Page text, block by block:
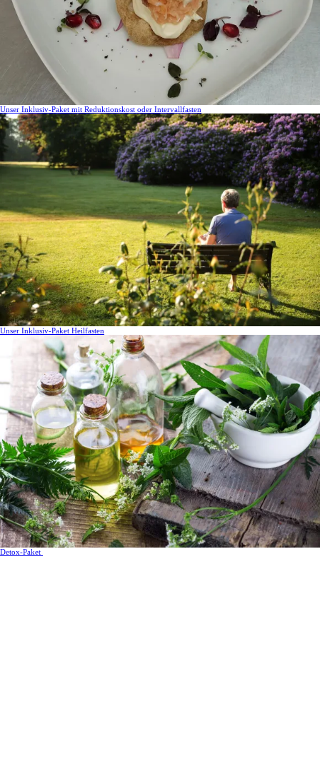
Unser Inklusiv-Paket mit Reduktionskost oder Intervallfasten
Unser Inklusiv-Paket Heilfasten
Detox-Paket